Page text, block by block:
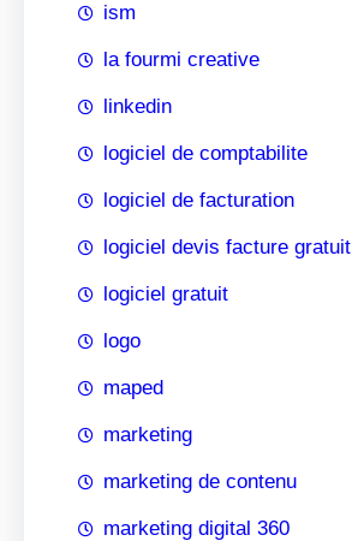
ism
la fourmi creative
linkedin
logiciel de comptabilite
logiciel de facturation
logiciel devis facture gratuit
logiciel gratuit
logo
maped
marketing
marketing de contenu
marketing digital 360